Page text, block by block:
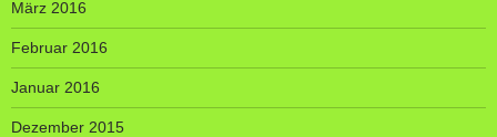
März 2016
Februar 2016
Januar 2016
Dezember 2015